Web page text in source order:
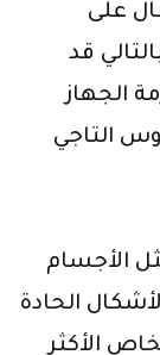
على
“سارس – كوف -2″، وبالتالي قد
الجهاز
التاجي
الأجسام
الحادة
الأشخاص الأكثر